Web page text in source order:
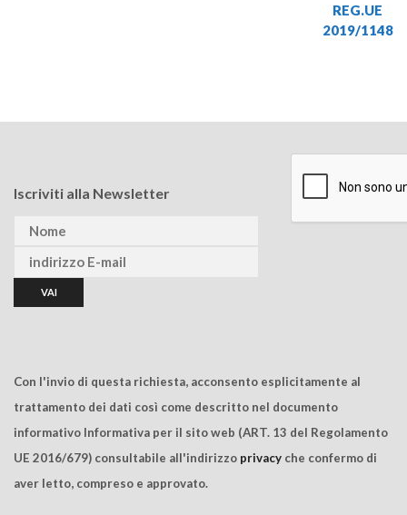
REG.UE
2019/1148
Iscriviti alla Newsletter
Con l'invio di questa richiesta, acconsento esplicitamente al
trattamento dei dati così come descritto nel documento
informativo Informativa per il sito web (ART. 13 del Regolamento
UE 2016/679) consultabile all'indirizzo privacy che confermo di
aver letto, compreso e approvato.